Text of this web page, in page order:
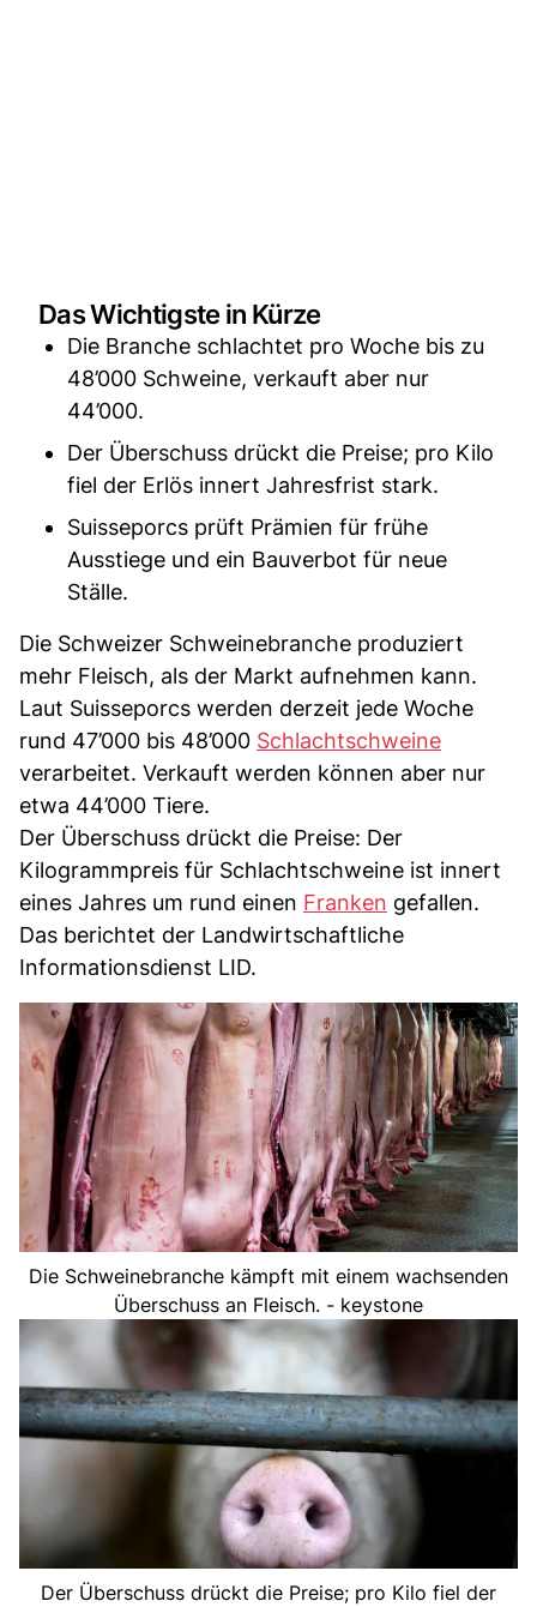
Das Wichtigste in Kürze
Die Branche schlachtet pro Woche bis zu
48’000 Schweine, verkauft aber nur
44’000.
Der Überschuss drückt die Preise; pro Kilo
fiel der Erlös innert Jahresfrist stark.
Suisseporcs prüft Prämien für frühe
Ausstiege und ein Bauverbot für neue
Ställe.
Die Schweizer Schweinebranche produziert
mehr Fleisch, als der Markt aufnehmen kann.
Laut Suisseporcs werden derzeit jede Woche
rund 47’000 bis 48’000 Schlachtschweine
verarbeitet. Verkauft werden können aber nur
etwa 44’000 Tiere.
Der Überschuss drückt die Preise: Der
Kilogrammpreis für Schlachtschweine ist innert
eines Jahres um rund einen Franken gefallen.
Das berichtet der Landwirtschaftliche
Informationsdienst LID.
Die Schweinebranche kämpft mit einem wachsenden
Überschuss an Fleisch. - keystone
Der Überschuss drückt die Preise; pro Kilo fiel der